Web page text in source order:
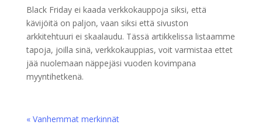
Black Friday ei kaada verkkokauppoja siksi, että
kävijöitä on paljon, vaan siksi että sivuston
arkkitehtuuri ei skaalaudu. Tässä artikkelissa listaamme
tapoja, joilla sinä, verkkokauppias, voit varmistaa ettet
jää nuolemaan näppejäsi vuoden kovimpana
myyntihetkenä.
« Vanhemmat merkinnät